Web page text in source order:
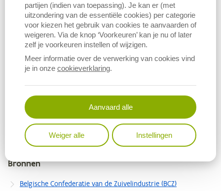
Download figuur (PNG) Download data
Metagegevens
Bronnen
Belgische Confederatie van de Zuivelindustrie (BCZ)
partijen (indien van toepassing). Je kan er (met
uitzondering van de essentiële cookies) per categorie
voor kiezen het gebruik van cookies te aanvaarden of
weigeren. Via de knop ‘Voorkeuren’ kan je nu of later
zelf je voorkeuren instellen of wijzigen.
Meer informatie over de verwerking van cookies vind
je in onze cookieverklaring.
Aanvaard alle
Weiger alle Instellingen